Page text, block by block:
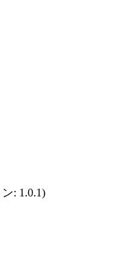
: 1.0.1)